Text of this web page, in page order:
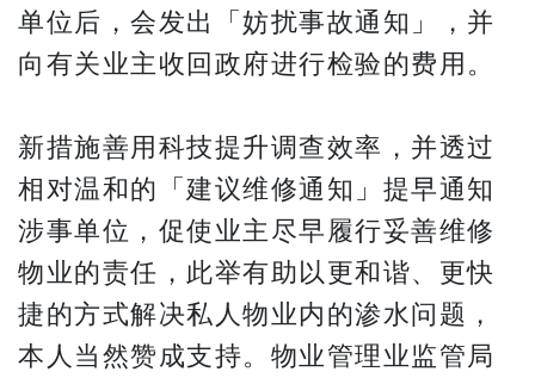
单位后，会发出「妨扰事故通知」，并
向有关业主收回政府进行检验的费用。
新措施善用科技提升调查效率，并透过
相对温和的「建议维修通知」提早通知
涉事单位，促使业主尽早履行妥善维修
物业的责任，此举有助以更和谐、更快
捷的方式解决私人物业内的渗水问题，
本人当然赞成支持。物业管理业监管局